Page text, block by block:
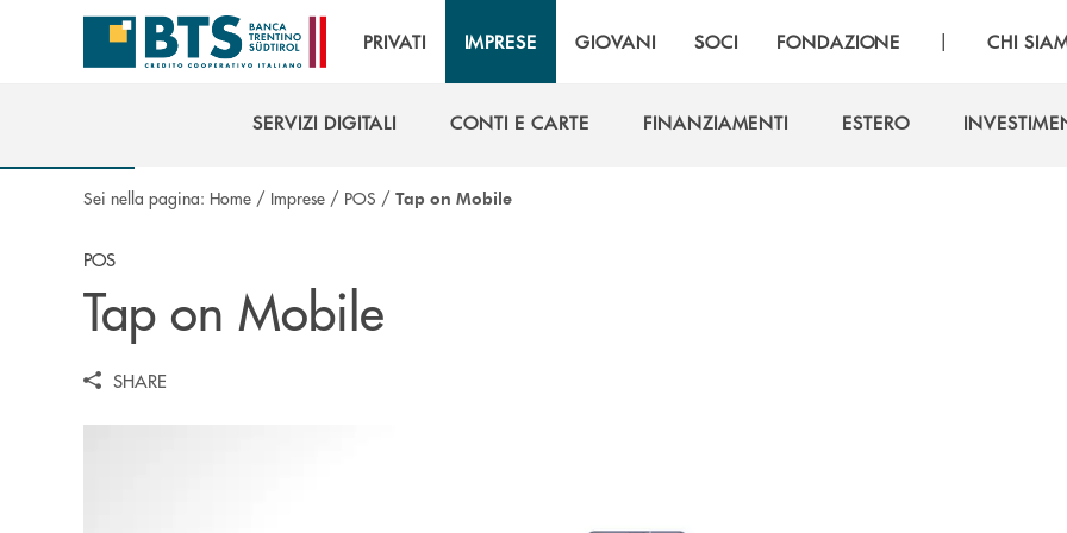
Salta al contenuto principale
PRIVATI IMPRESE GIOVANI SOCI FONDAZIONE | CHI
SERVIZI DIGITALI
CONTI E CARTE
FINANZIAMENTI
ESTERO
Sei nella pagina: Home / Imprese / POS / Tap on Mobile
POS
Tap on Mobile
SHARE